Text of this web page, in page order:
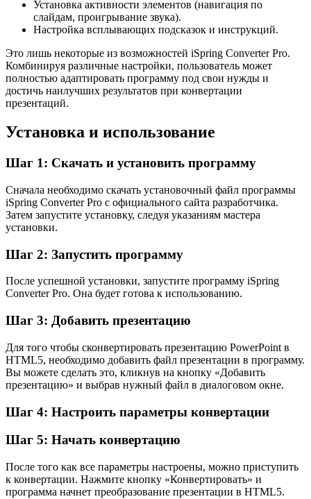
Установка активности элементов (навигация по
слайдам, проигрывание звука).
Настройка всплывающих подсказок и инструкций.
Это лишь некоторые из возможностей iSpring Converter Pro.
Комбинируя различные настройки, пользователь может
полностью адаптировать программу под свои нужды и
достичь наилучших результатов при конвертации
презентаций.
Установка и использование
Шаг 1: Скачать и установить программу
Сначала необходимо скачать установочный файл программы
iSpring Converter Pro с официального сайта разработчика.
Затем запустите установку, следуя указаниям мастера
установки.
Шаг 2: Запустить программу
После успешной установки, запустите программу iSpring
Converter Pro. Она будет готова к использованию.
Шаг 3: Добавить презентацию
Для того чтобы сконвертировать презентацию PowerPoint в
HTML5, необходимо добавить файл презентации в программу.
Вы можете сделать это, кликнув на кнопку «Добавить
презентацию» и выбрав нужный файл в диалоговом окне.
Шаг 4: Настроить параметры конвертации
Шаг 5: Начать конвертацию
После того как все параметры настроены, можно приступить
к конвертации. Нажмите кнопку «Конвертировать» и
программа начнет преобразование презентации в HTML5.